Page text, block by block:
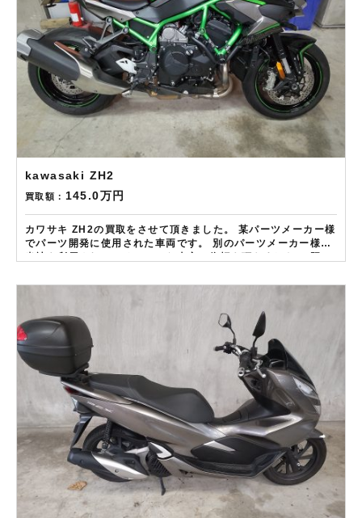
kawasaki ZH2
買取額： 145.0万円
カワサキ ZH2の買取をさせて頂きました。 某パーツメーカー様
でパーツ開発に使用された車両です。 別のパーツメーカー様が
でお譲り頂きました。 ——————– 現在LINE・HP・FB・
ットコムではキャンペーンとして次回Amazonギフトカード1万
円分が必ずもらえるスペシャルカードを贈呈中です。2台目から
半永続的に使えますし何とご紹介頂いても適用となります。無
事成約しましたらAmazonギフト券を贈呈致します！！！ ※但
し50㏄以下の原付は除く。皆様のご用命お待ちしておりま
す！！！